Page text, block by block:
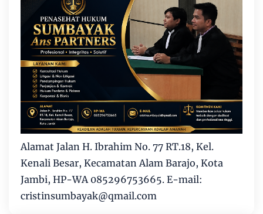
Alamat Jalan H. Ibrahim No. 77 RT.18, Kel.
Kenali Besar, Kecamatan Alam Barajo, Kota
Jambi, HP-WA 085296753665. E-mail:
cristinsumbayak@qmail.com